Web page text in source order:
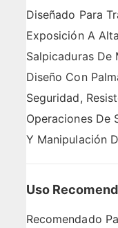
Diseñado Para
Exposición A
Salpicaduras De
Diseño Con
Seguridad,
Operaciones De
Y Manipulación
Uso
Recomendado